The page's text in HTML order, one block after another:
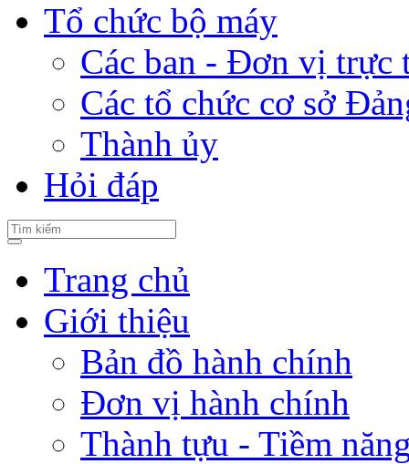
Tổ chức bộ máy
Các ban - Đơn vị trực
Các tổ chức cơ sở
Thành ủy
Hỏi đáp
Trang chủ
Giới thiệu
Bản đồ hành chính
Đơn vị hành chính
Thành tựu - Tiềm